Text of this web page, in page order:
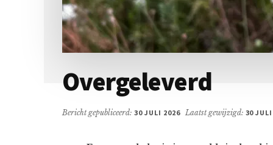
Overgeleverd
Bericht gepubliceerd: 30 JULI 2026 Laatst gewijzigd: 30